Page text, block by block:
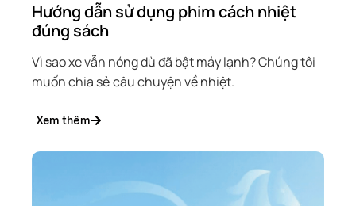
Hướng dẫn sử dụng phim cách nhiệt
đúng sách
Vì sao xe vẫn nóng dù đã bật máy lạnh? Chúng tôi
muốn chia sẻ câu chuyện về nhiệt.
Xem thêm